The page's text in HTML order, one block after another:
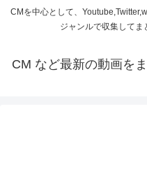
CMを中心として、
ジャンルで収集してま
CM など最新の動画を